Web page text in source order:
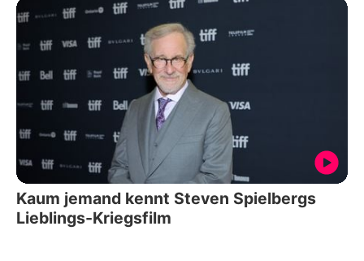
Kaum jemand kennt Steven Spielbergs
Lieblings-Kriegsfilm